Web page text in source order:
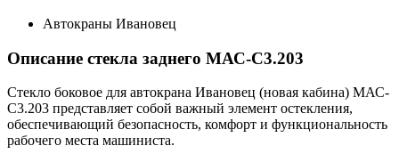
Автокраны Ивановец
Описание стекла заднего МАС-С3.203
Стекло боковое для автокрана Ивановец (новая кабина) МАС-
С3.203 представляет собой важный элемент остекления,
обеспечивающий безопасность, комфорт и функциональность
рабочего места машиниста.